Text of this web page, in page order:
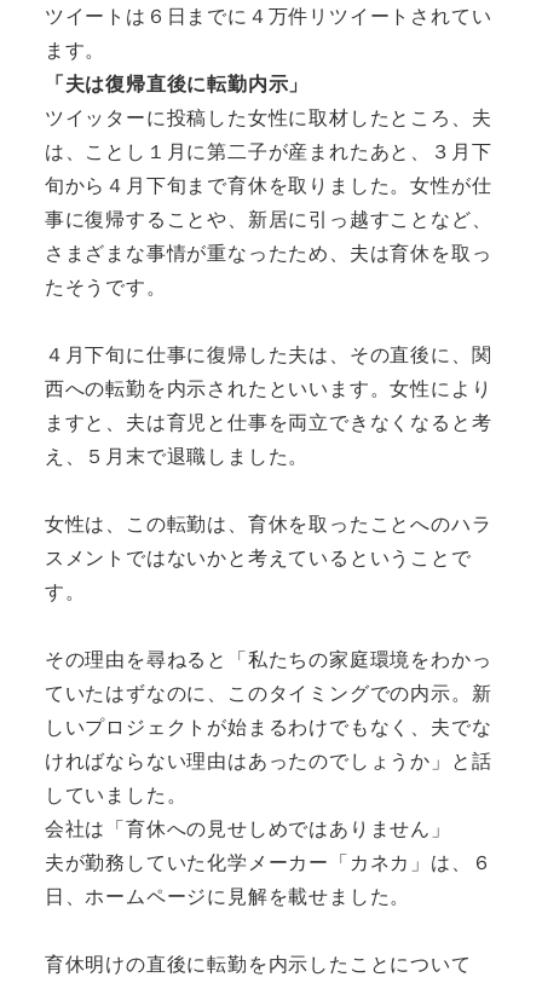
ツイートは６日までに４万件リツイートされてい
ます。
「夫は復帰直後に転勤内示」
ツイッターに投稿した女性に取材したところ、夫
は、ことし１月に第二子が産まれたあと、３月下
旬から４月下旬まで育休を取りました。女性が仕
事に復帰することや、新居に引っ越すことなど、
さまざまな事情が重なったため、夫は育休を取っ
たそうです。
４月下旬に仕事に復帰した夫は、その直後に、関
西への転勤を内示されたといいます。女性により
ますと、夫は育児と仕事を両立できなくなると考
え、５月末で退職しました。
女性は、この転勤は、育休を取ったことへのハラ
スメントではないかと考えているということで
す。
その理由を尋ねると「私たちの家庭環境をわかっ
ていたはずなのに、このタイミングでの内示。新
しいプロジェクトが始まるわけでもなく、夫でな
ければならない理由はあったのでしょうか」と話
していました。
会社は「育休への見せしめではありません」
夫が勤務していた化学メーカー「カネカ」は、６
日、ホームページに見解を載せました。
育休明けの直後に転勤を内示したことについて